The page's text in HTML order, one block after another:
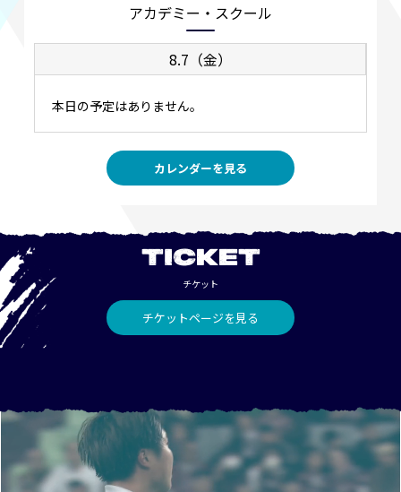
アカデミー・スクール
8.7（金）
本日の予定はありません。
カレンダーを見る
TICKET
チケット
チケットページを見る